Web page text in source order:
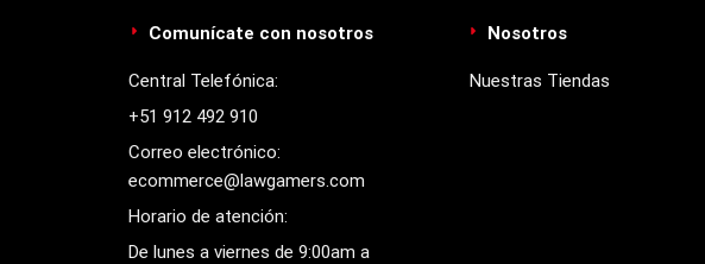
Comunícate con nosotros
Central Telefónica:
+51 912 492 910
Correo electrónico:
ecommerce@lawgamers.com
Horario de atención:
De lunes a viernes de 9:00am a
Nosotros
Nuestras Tiendas